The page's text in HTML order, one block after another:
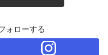
ォローする